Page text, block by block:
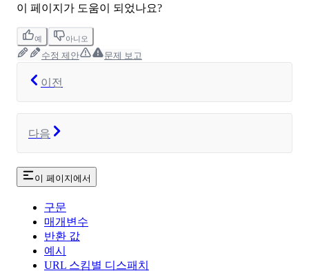
이 페이지가 도움이 되었나요?
예 아니오
수정 제안 문제 보고
이전
다음
이 페이지에서
구문
매개변수
반환 값
예시
URL 스킴별 디스패치